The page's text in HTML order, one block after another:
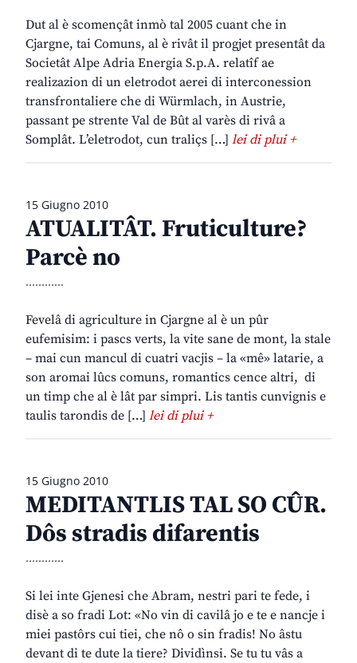
Dut al è scomençât inmò tal 2005 cuant che in
Cjargne, tai Comuns, al è rivât il progjet presentât da
Societât Alpe Adria Energia S.p.A. relatîf ae
realizazion di un eletrodot aerei di interconession
transfrontaliere che di Würmlach, in Austrie,
passant pe strente Val de Bût al varès di rivâ a
Somplât. L’eletrodot, cun traliçs […] lei di plui +
15 Giugno 2010
ATUALITÂT. Fruticulture?
Parcè no
............
Fevelâ di agriculture in Cjargne al è un pûr
eufemisim: i pascs verts, la vite sane de mont, la stale
– mai cun mancul di cuatri vacjis – la «mê» latarie, a
son aromai lûcs comuns, romantics cence altri, di
un timp che al è lât par simpri. Lis tantis cunvignis e
taulis tarondis de […] lei di plui +
15 Giugno 2010
MEDITANTLIS TAL SO CÛR.
Dôs stradis difarentis
............
Si lei inte Gjenesi che Abram, nestri pari te fede, i
disè a so fradi Lot: «No vin di cavilâ jo e te e nancje i
miei pastôrs cui tiei, che nô o sin fradis! No âstu
devant di te dute la tiere? Dividìnsi. Se tu tu vâs a